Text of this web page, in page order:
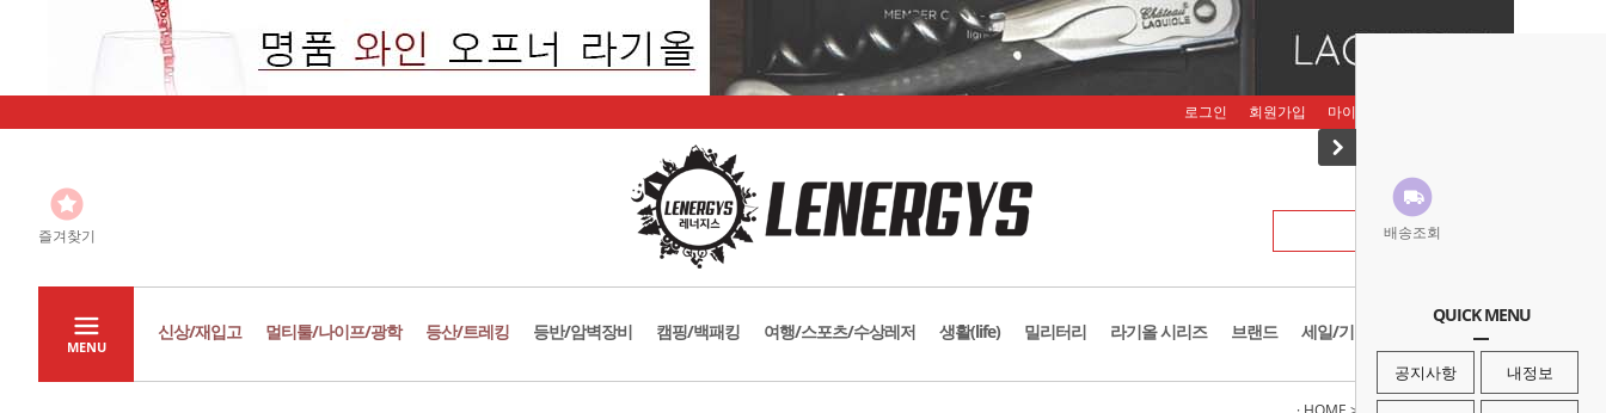
배송조회
QUICK MENU
공지사항 내정보
로그인 회원가입 마이페이지
즐겨찾기
MENU
신상/재입고 멀티툴/나이프/광학 등산/트레킹 등반/암벽장비 캠핑/백패킹 여행/스포츠/수상레저 생활(life) 밀리터리 라기올 시리즈 브랜드 세일/기획존